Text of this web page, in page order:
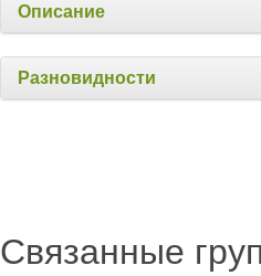
Описание
Разновидности
Связанные